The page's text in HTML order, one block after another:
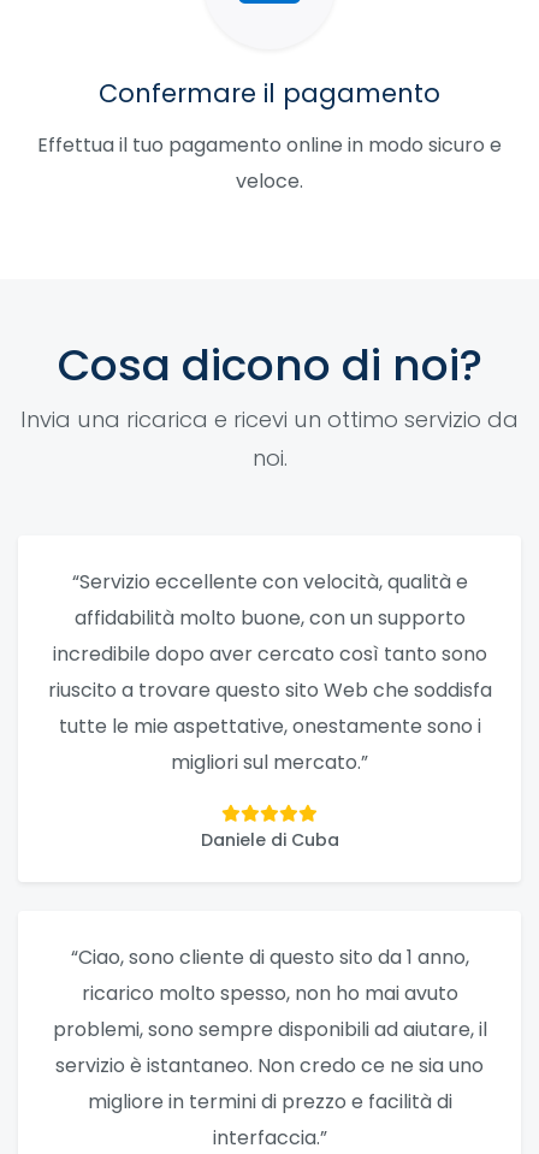
Confermare il pagamento
Effettua il tuo pagamento online in modo sicuro e
veloce.
Cosa dicono di noi?
Invia una ricarica e ricevi un ottimo servizio da
noi.
“Servizio eccellente con velocità, qualità e
affidabilità molto buone, con un supporto
incredibile dopo aver cercato così tanto sono
riuscito a trovare questo sito Web che soddisfa
tutte le mie aspettative, onestamente sono i
migliori sul mercato.”
Daniele di Cuba
“Ciao, sono cliente di questo sito da 1 anno,
ricarico molto spesso, non ho mai avuto
problemi, sono sempre disponibili ad aiutare, il
servizio è istantaneo. Non credo ce ne sia uno
migliore in termini di prezzo e facilità di
interfaccia.”